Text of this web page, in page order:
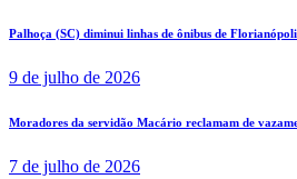
Palhoça (SC) diminui linhas de ônibus de
9 de julho de 2026
Moradores da servidão Macário reclamam de
7 de julho de 2026